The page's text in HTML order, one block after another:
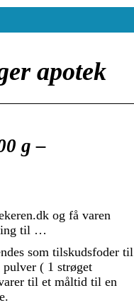
apotek
g –
og få varen
til …
som tilskudsfoder til
( 1 strøget
til et måltid til en